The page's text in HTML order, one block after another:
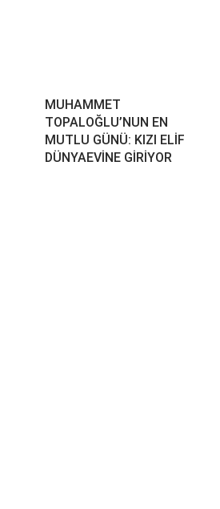
MUHAMMET
TOPALOĞLU’NUN EN
MUTLU GÜNÜ: KIZI ELİF
DÜNYAEVİNE GİRİYOR